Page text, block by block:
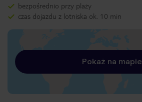
bezpośrednio przy plaży
czas dojazdu z lotniska ok. 10 min
Pokaż na mapie